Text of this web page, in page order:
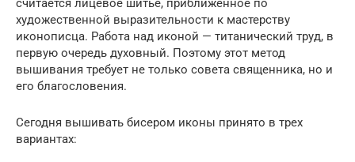
считается лицевое шитье, приближенное по
художественной выразительности к мастерству
иконописца. Работа над иконой — титанический труд, в
первую очередь духовный. Поэтому этот метод
вышивания требует не только совета священника, но и
его благословения.
Сегодня вышивать бисером иконы принято в трех
вариантах: